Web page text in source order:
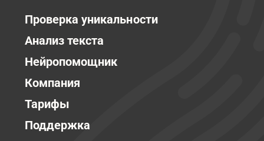
Проверка уникальности
Анализ текста
Нейропомощник
Компания
Тарифы
Поддержка